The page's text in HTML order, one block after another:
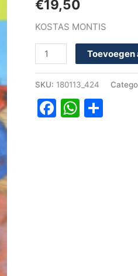
€19,50
KOSTAS MONTIS
SKU: 180113_424
Facebook